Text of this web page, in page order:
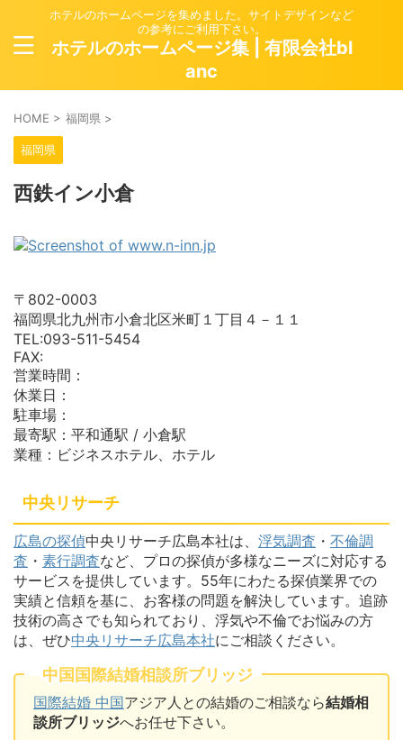
ホテルのホームページを集めました。サイトデザインなど
の参考にご利用下さい。
ホテルのホームページ集 | 有限会社bl
anc
HOME > 福岡県 >
福岡県
西鉄イン小倉
〒802-0003
福岡県北九州市小倉北区米町１丁目４－１１
TEL:093-511-5454
FAX:
営業時間：
休業日：
駐車場：
最寄駅：平和通駅 / 小倉駅
業種：ビジネスホテル、ホテル
中央リサーチ
広島の探偵中央リサーチ広島本社は、 浮気調査 ・ 不倫調
査 ・ 素行調査など、プロの探偵が多様なニーズに対応する
サービスを提供しています。55年にわたる探偵業界での
実績と信頼を基に、お客様の問題を解決しています。追跡
技術の高さでも知られており、浮気や不倫でお悩みの方
は、ぜひ中央リサーチ広島本社にご相談ください。
中国国際結婚相談所ブリッジ
国際結婚 中国アジア人との結婚のご相談なら結婚相
談所ブリッジへお任せ下さい。